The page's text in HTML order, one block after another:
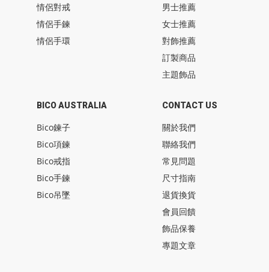
情侶對戒
情侶手鍊
情侶手環
BICO AUSTRALIA
Bico鍊子
Bico項鍊
Bico戒指
Bico手鍊
Bico吊墜
男士推薦
女士推薦
對飾推薦
訂製商品
主題飾品
CONTACT US
關於我們
聯絡我們
常見問題
尺寸指南
退貨換貨
會員回饋
飾品保養
專題文章